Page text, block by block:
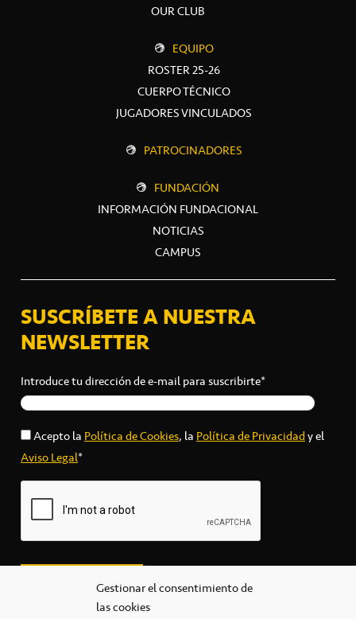
Gestionar el consentimiento de
las cookies
OUR CLUB
EQUIPO
ROSTER 25-26
CUERPO TÉCNICO
JUGADORES VINCULADOS
PATROCINADORES
FUNDACIÓN
INFORMACIÓN FUNDACIONAL
NOTICIAS
CAMPUS
SUSCRÍBETE A NUESTRA
NEWSLETTER
Introduce tu dirección de e-mail para suscribirte*
Acepto laPolítica de Cookies, laPolítica de Privacidady el
Aviso Legal*